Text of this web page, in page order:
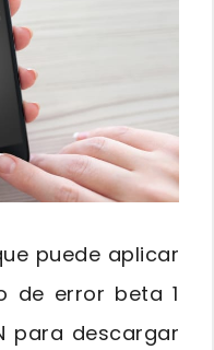
puede aplicar
de error beta 1
para descargar